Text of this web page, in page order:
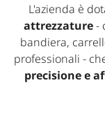
L'azienda è
attrezzature-
bandiera,
professionali -
precisione e